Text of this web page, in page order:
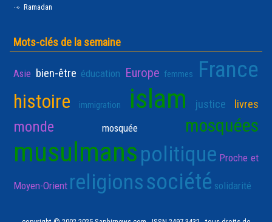
Ramadan
Mots-clés de la semaine
Asie bien-être éducation Europe femmes France
histoire immigration islam justice livres
monde mosquée mosquées
musulmanspolitique Proche et
Moyen-Orient religionssociété solidarité